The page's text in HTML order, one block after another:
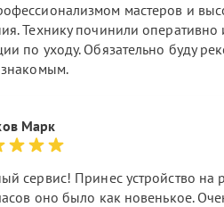
мастеров и
Технику починили
по уходу. Обязательно буду
Марк
сервис! Принес устройство на
оно было как новенькое.